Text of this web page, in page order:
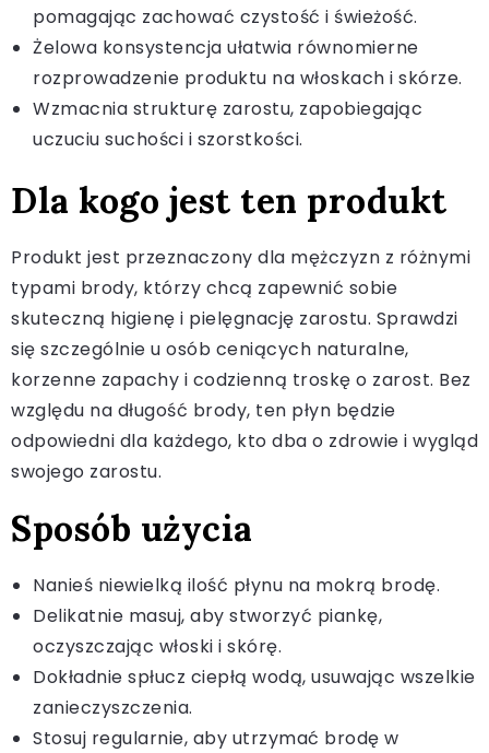
pomagając zachować czystość i świeżość.
Żelowa konsystencja ułatwia równomierne
rozprowadzenie produktu na włoskach i skórze.
Wzmacnia strukturę zarostu, zapobiegając
uczuciu suchości i szorstkości.
Dla kogo jest ten produkt
Produkt jest przeznaczony dla mężczyzn z różnymi
typami brody, którzy chcą zapewnić sobie
skuteczną higienę i pielęgnację zarostu. Sprawdzi
się szczególnie u osób ceniących naturalne,
korzenne zapachy i codzienną troskę o zarost. Bez
względu na długość brody, ten płyn będzie
odpowiedni dla każdego, kto dba o zdrowie i wygląd
swojego zarostu.
Sposób użycia
Nanieś niewielką ilość płynu na mokrą brodę.
Delikatnie masuj, aby stworzyć piankę,
oczyszczając włoski i skórę.
Dokładnie spłucz ciepłą wodą, usuwając wszelkie
zanieczyszczenia.
Stosuj regularnie, aby utrzymać brodę w